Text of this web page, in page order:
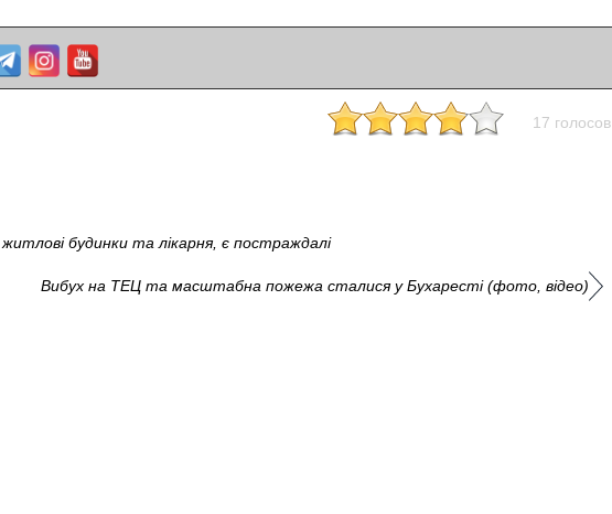
17 голосов
будинки та лікарня, є постраждалі
Вибух на ТЕЦ та масштабна пожежа сталися у Бухаресті (фото, відео)